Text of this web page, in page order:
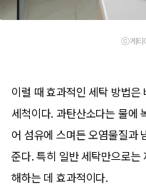
ⓒ게티
이럴 때 효과적인 세탁 방법은
세척이다. 과탄산소다는 물에
어 섬유에 스며든 오염물질과
준다. 특히 일반 세탁만으로는
해하는 데 효과적이다.